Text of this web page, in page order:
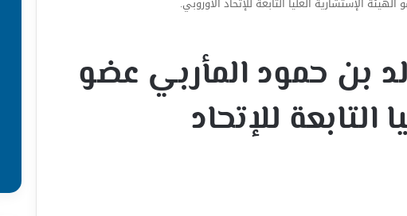
بن حمود المأربي عضو
التابعة للإتحاد